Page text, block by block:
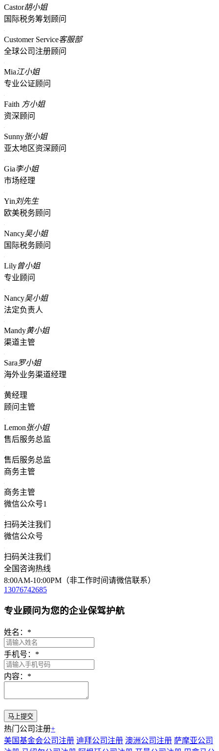
Castor胡小姐
国际税务筹划顾问
Customer Service客服部
全球公司注册顾问
Mia江小姐
专业公证顾问
Faith 方小姐
资深顾问
Sunny张小姐
亚太地区资深顾问
Gia李小姐
市场经理
Yin 刘先生
欧美税务顾问
Nancy吴小姐
国际税务顾问
Lily曾小姐
专业顾问
Nancy吴小姐
法定负责人
Mandy黄小姐
渠道主管
Sara罗小姐
海外业务渠道经理
黄经理
顾问主管
Lemon张小姐
售后服务总监
售后服务总监
商务主管
商务主管
微信公众号1
扫码关注我们
微信公众号
扫码关注我们
全国咨询热线
8:00AM-10:00PM（非工作时间请微信联系）
13076742685
专业顾问为您的企业保驾护航
姓名： *
手机号： *
内容： *
热门公司注册+
美国基金会公司注册 迪拜公司注册 澳洲公司注册 萨摩亚公司